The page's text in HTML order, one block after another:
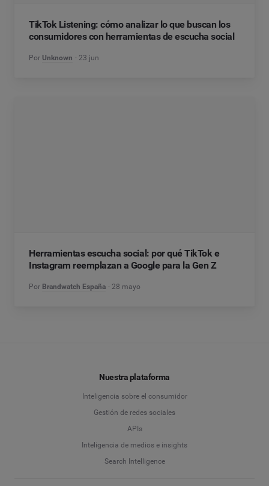
TikTok Listening: cómo analizar lo que buscan los
consumidores con herramientas de escucha social
Por Unknown 23 jun
Herramientas escucha social: por qué TikTok e
Instagram reemplazan a Google para la Gen Z
Por Brandwatch España 28 mayo
Nuestra plataforma
Inteligencia sobre el consumidor
Gestión de redes sociales
APIs
Inteligencia de medios e insights
Search Intelligence